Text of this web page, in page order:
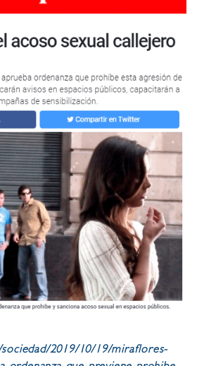
2019/10/19/miraflores-